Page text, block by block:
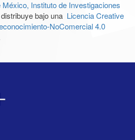
Instituto de Investigaciones
bajo una Licencia Creative
NoComercial 4.0